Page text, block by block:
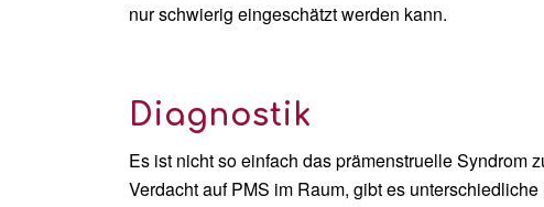
nur schwierig eingeschätzt werden kann.
Diagnostik
Es ist nicht so einfach das prämenstruelle Syndrom
Verdacht auf PMS im Raum, gibt es